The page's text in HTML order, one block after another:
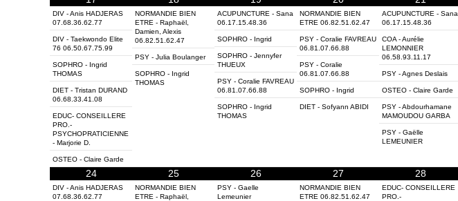
DIV - Anis HADJERAS
07.68.36.62.77
DIV - Taekwondo Elite
76 06.50.67.75.99
SOPHRO - Ingrid
THOMAS
DIET - Tristan DURAND
06.68.33.41.08
EDUC- CONSEILLERE
PRO.-
PSYCHOPRATICIENNE
- Marjorie D.
OSTEO - Claire Garde
NORMANDIE BIEN
ETRE - Raphaël,
Damien, Alexis
06.82.51.62.47
PSY - Julia Boulanger
SOPHRO - Ingrid
THOMAS
ACUPUNCTURE - Sana
06.17.15.48.36
SOPHRO - Ingrid
SOPHRO - Jennyfer
THUEUX
PSY - Coralie FAVREAU
06.81.07.66.88
SOPHRO - Ingrid
THOMAS
NORMANDIE BIEN
ETRE 06.82.51.62.47
PSY - Coralie FAVREAU
06.81.07.66.88
PSY - Coralie
06.81.07.66.88
SOPHRO - Ingrid
DIET - Sofyann ABIDI
ACUPUNCTURE - Sana
06.17.15.48.36
COA - Aurélie
LEMONNIER
06.58.93.11.17
PSY - Agnes Deslais
OSTEO - Claire Garde
PSY - Abdourhamane
MAMOUDOU GARBA
PSY - Gaëlle
LEMEUNIER
24
DIV - Anis HADJERAS
07.68.36.62.77
25
NORMANDIE BIEN
ETRE - Raphaël,
26
PSY - Gaelle
Lemeunier
27
NORMANDIE BIEN
ETRE 06.82.51.62.47
28
EDUC- CONSEILLERE
PRO.-